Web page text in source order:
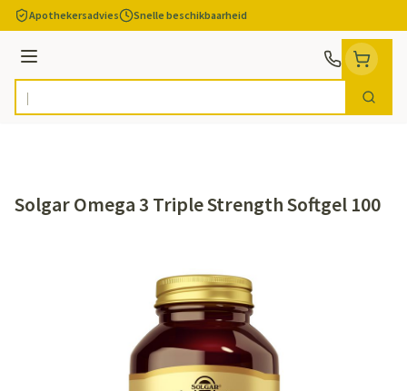
Ga naar de inhoud
Apothekersadvies Snelle beschikbaarheid
Menu
Product, merk, categorie... Zoek
Solgar Omega 3 Triple Strength Softgel 100